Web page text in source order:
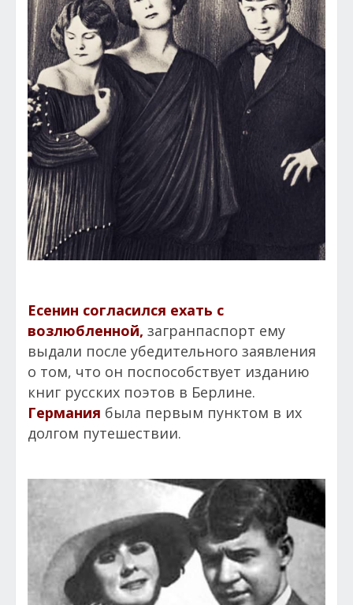
Есенин согласился ехать с
возлюбленной, загранпаспорт ему
выдали после убедительного заявления
о том, что он поспособствует изданию
книг русских поэтов в Берлине.
Германия была первым пунктом в их
долгом путешествии.